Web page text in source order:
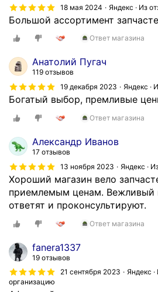
18 мая 2024
Яндекс · Из
Большой ассортимент
Ответ магазина
Анатолий Пугач
119 отзывов
19 декабря 2023
Яндекс ·
Богатый выбор, премливые
Ответ магазина
Александр Иванов
17 отзывов
13 ноября 2023
Яндекс ·
Хороший магазин вело
приемлемым ценам. Вежливый
ответят и проконсультируют.
Ответ магазина
fanera1337
19 отзывов
21 сентября 2023
Яндекс
организацию